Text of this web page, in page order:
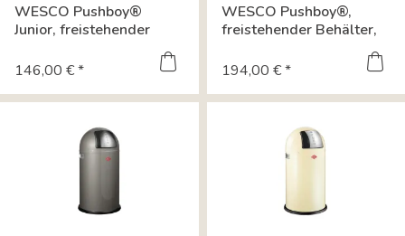
WESCO Pushboy®
Junior, freistehender
146,00 € *
WESCO Pushboy®,
freistehender Behälter,
194,00 € *